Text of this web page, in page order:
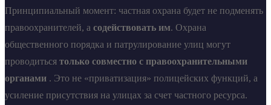
Принципиальный момент: частная охрана будет не подменять
правоохранителей, а содействовать им. Охрана
общественного порядка и патрулирование улиц могут
проводиться только совместно с правоохранительными
органами . Это не «приватизация» полицейских функций, а
усиление присутствия на улицах за счет частного ресурса.